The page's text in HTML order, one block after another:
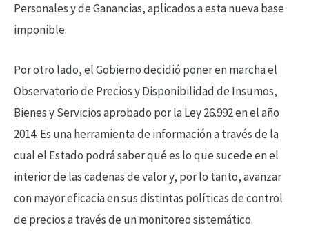
Personales y de Ganancias, aplicados a esta nueva base
imponible.
Por otro lado, el Gobierno decidió poner en marcha el
Observatorio de Precios y Disponibilidad de Insumos,
Bienes y Servicios aprobado por la Ley 26.992 en el año
2014. Es una herramienta de información a través de la
cual el Estado podrá saber qué es lo que sucede en el
interior de las cadenas de valor y, por lo tanto, avanzar
con mayor eficacia en sus distintas políticas de control
de precios a través de un monitoreo sistemático.